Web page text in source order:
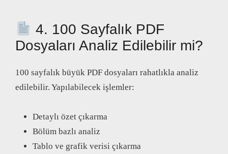
4. 100 Sayfalık PDF
Dosyaları Analiz Edilebilir mi?
100 sayfalık büyük PDF dosyaları rahatlıkla analiz
edilebilir. Yapılabilecek işlemler:
Detaylı özet çıkarma
Bölüm bazlı analiz
Tablo ve grafik verisi çıkarma